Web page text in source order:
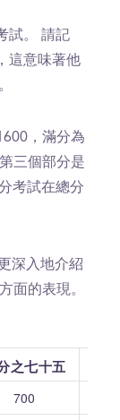
試。 請記
這意味著他
，滿分為
三個部分是
考試在總分
深入地介紹
面的表現。
之七十五
700